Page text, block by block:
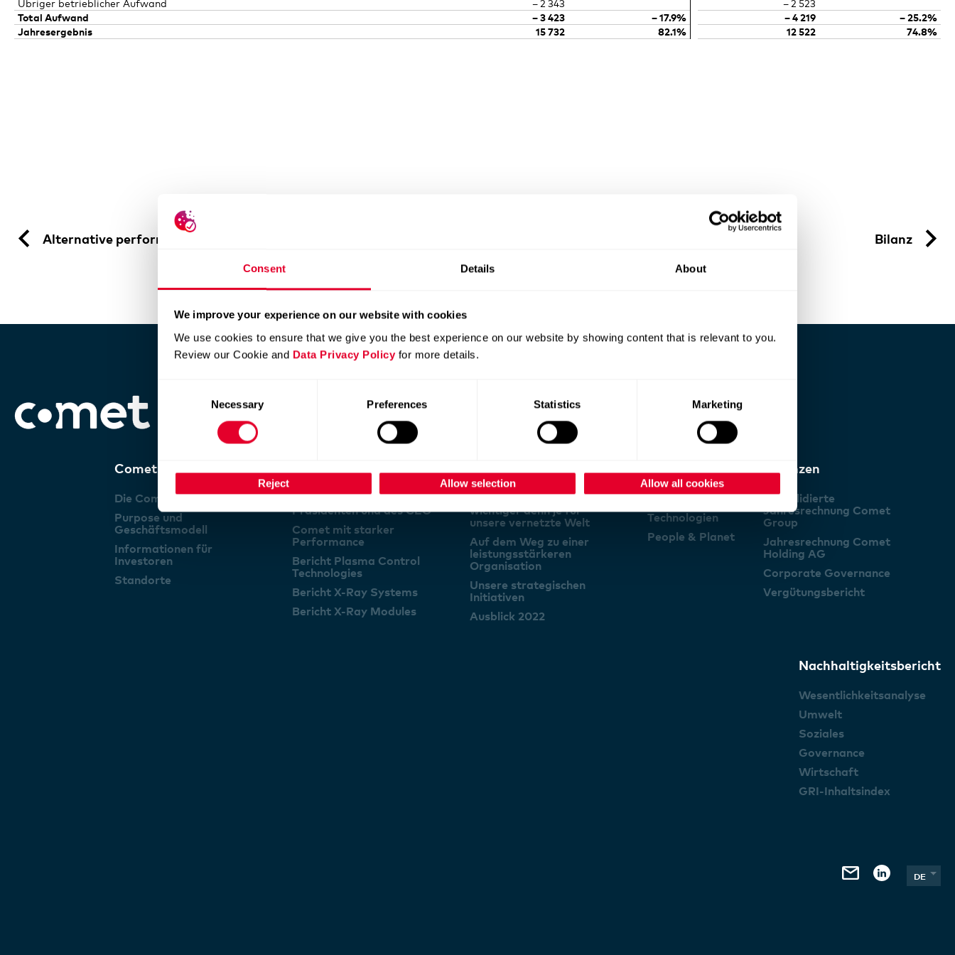
Consent Details About
We improve your experience on our website with cookies
We use cookies to ensure that we give you the best experience on our website by showing content that is relevant to you.
Review our Cookie and Data Privacy Policy for more details.
Necessary Preferences Statistics Marketing
Reject Allow selection Allow all cookies
Bericht der Revisionsstelle zur Konzernrechnung
Geschäftsleitung
Übriger betrieblicher Aufwand
– 2 343
– 2 523
Total Aufwand
– 3 423 – 17.9% – 4 219
– 25.2%
Jahresergebnis
15 732 82.1% 12 522 74.8%
Alternative performance measures (APM) Bilanz
Comet Group
Die Comet Group
Purpose und
Geschäftsmodell
Informationen für
Investoren
Standorte
Vorwort des VR-
Präsidenten und des CEO
Comet mit starker
Performance
Bericht Plasma Control
Technologies
Bericht X-Ray Systems
Bericht X-Ray Modules
Comet Technologien –
wichtiger denn je für
unsere vernetzte Welt
Auf dem Weg zu einer
leistungsstärkeren
Organisation
Unsere strategischen
Initiativen
Ausblick 2022
Trends
Technologien
People & Planet
Finanzen
Konsolidierte
Jahresrechnung Comet
Group
Jahresrechnung Comet
Holding AG
Corporate Governance
Vergütungsbericht
Nachhaltigkeitsbericht
Wesentlichkeitsanalyse
Umwelt
Soziales
Governance
Wirtschaft
GRI-Inhaltsindex
DE